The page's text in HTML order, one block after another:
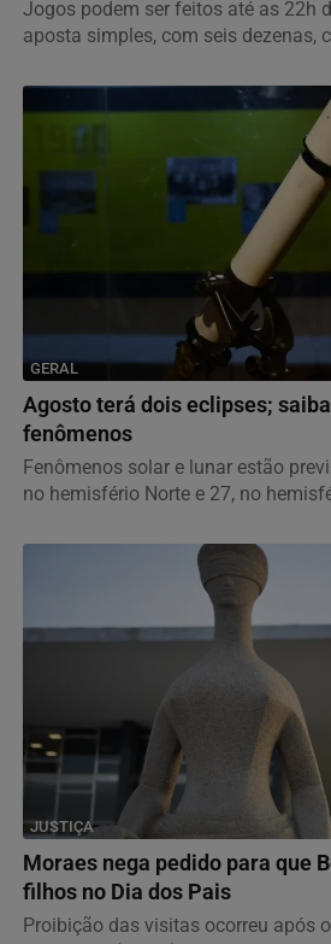
Jogos podem ser feitos até as 22h
aposta simples, com seis dezenas,
GERAL
Agosto terá dois eclipses;
fenômenos
Fenômenos solar e lunar estão
no hemisfério Norte e 27, no
JUSTIÇA
Moraes nega pedido para que
filhos no Dia dos Pais
Proibição das visitas ocorreu após